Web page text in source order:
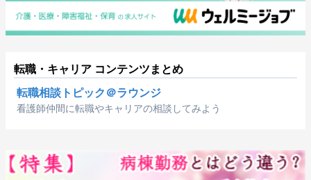
転職・キャリア コンテンツまとめ
転職相談トピック＠ラウンジ
看護師仲間に転職やキャリアの相談してみよう